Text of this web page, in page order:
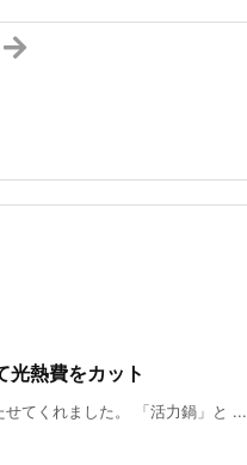
光熱費をカット
てくれました。 「活力鍋」と ...